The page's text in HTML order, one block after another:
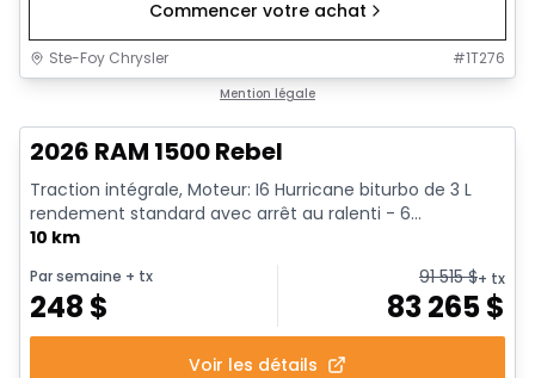
Commencer votre achat
Ste-Foy Chrysler #1T276
Mention légale
2026 RAM 1500 Rebel
Traction intégrale, Moteur: I6 Hurricane biturbo de 3 L
rendement standard avec arrêt au ralenti - 6...
10 km
Par semaine + tx
248 $
91 515$+ tx
83 265$
Voir les détails